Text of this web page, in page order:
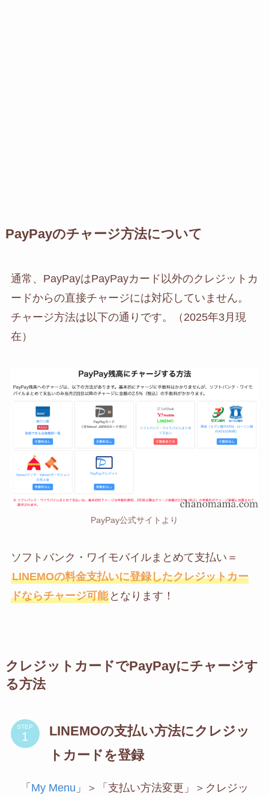
PayPayのチャージ方法について
通常、PayPayはPayPayカード以外のクレジットカ
ードからの直接チャージには対応していません。
チャージ方法は以下の通りです。（2025年3月現
在）
PayPay公式サイトより
ソフトバンク・ワイモバイルまとめて支払い＝
LINEMOの料金支払いに登録したクレジットカー
ドならチャージ可能となります！
クレジットカードでPayPayにチャージす
る方法
STEP
LINEMOの支払い方法にクレジッ
トカードを登録
「 My Menu 」＞「支払い方法変更」＞クレジッ